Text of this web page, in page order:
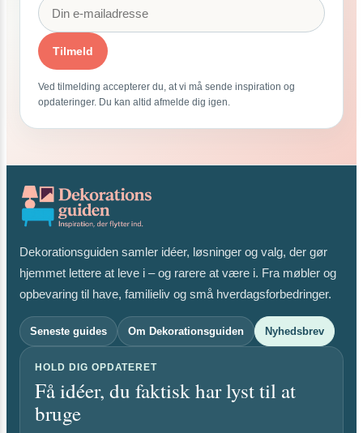
Tilmeld
Ved tilmelding accepterer du, at vi må sende inspiration og
opdateringer. Du kan altid afmelde dig igen.
Dekorationsguiden samler idéer, løsninger og valg, der gør
hjemmet lettere at leve i – og rarere at være i. Fra møbler og
opbevaring til have, familieliv og små hverdagsforbedringer.
Seneste guides Om Dekorationsguiden Nyhedsbrev
HOLD DIG OPDATERET
Få idéer, du faktisk har lyst til at
bruge